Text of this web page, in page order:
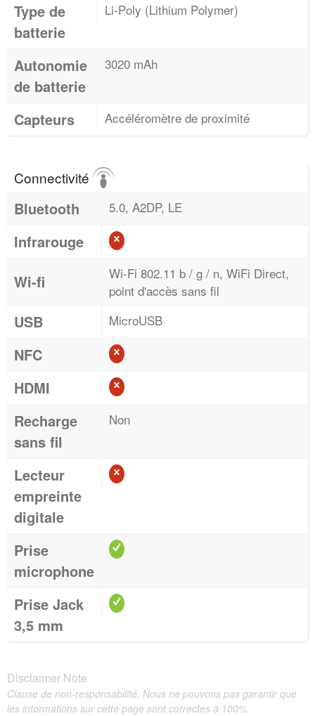
Type de
batterie
Li-Poly (Lithium Polymer)
Autonomie
de batterie
3020 mAh
Capteurs Accéléromètre de proximité
Connectivité
Bluetooth 5.0, A2DP, LE
Infrarouge
Wi-fi
Wi-Fi 802.11 b / g / n, WiFi Direct,
point d'accès sans fil
USB MicroUSB
NFC
HDMI
Recharge
sans fil
Non
Lecteur
empreinte
digitale
Prise
microphone
Prise Jack
3,5 mm
Disclaimer Note
Clause de non-responsabilité. Nous ne pouvons pas garantir que
les informations sur cette page sont correctes à 100%.